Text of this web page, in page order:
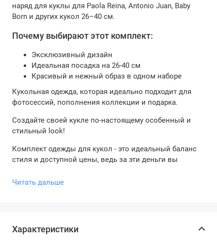
наряд для куклы для Paola Reina, Antonio Juan, Baby
Born и других кукол 26–40 см.
Почему выбирают этот комплект:
Эксклюзивный дизайн
Идеальная посадка на 26-40 см
Красивый и нежный образ в одном наборе
Кукольная одежда, которая идеально подходит для
фотосессий, пополнения коллекции и подарка.
Создайте своей кукле по-настоящему особенный и
стильный look!
Комплект одежды для кукол - это идеальный баланс
стиля и доступной цены, ведь за эти деньги вы
обычную игру в модный показ - добавьте в корзину
Читать дальше
Характеристики